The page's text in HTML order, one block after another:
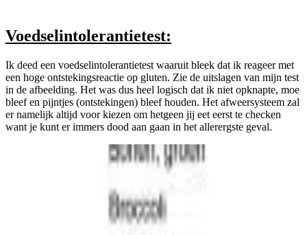
Voedselintolerantietest:
Ik deed een voedselintolerantietest waaruit bleek dat ik reageer met
een hoge ontstekingsreactie op gluten. Zie de uitslagen van mijn test
in de afbeelding. Het was dus heel logisch dat ik niet opknapte, moe
bleef en pijntjes (ontstekingen) bleef houden. Het afweersysteem zal
er namelijk altijd voor kiezen om hetgeen jij eet eerst te checken
want je kunt er immers dood aan gaan in het allerergste geval.